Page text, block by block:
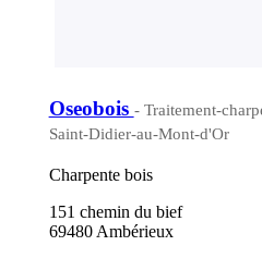
Oseobois - Traitement-
Saint-Didier-au-Mont-d'Or
Charpente bois
151 chemin du bief
69480 Ambérieux